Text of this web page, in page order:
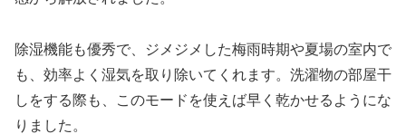
除湿機能も優秀で、ジメジメした梅雨時期や夏場の室内で
も、効率よく湿気を取り除いてくれます。洗濯物の部屋干
しをする際も、このモードを使えば早く乾かせるようにな
りました。